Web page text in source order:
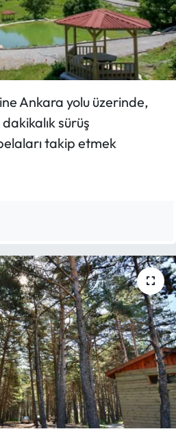
Ankara yolu üzerinde,
sürüş
takip etmek